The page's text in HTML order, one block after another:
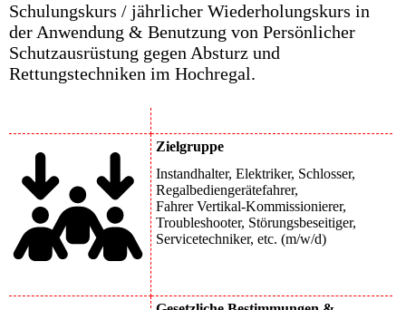
Schulungskurs / jährlicher Wiederholungskurs in
der Anwendung & Benutzung von Persönlicher
Schutzausrüstung gegen Absturz und
Rettungstechniken im Hochregal.
Zielgruppe
Instandhalter, Elektriker, Schlosser,
Regalbediengerätefahrer,
Fahrer Vertikal-Kommissionierer,
Troubleshooter, Störungsbeseitiger,
Servicetechniker, etc. (m/w/d)